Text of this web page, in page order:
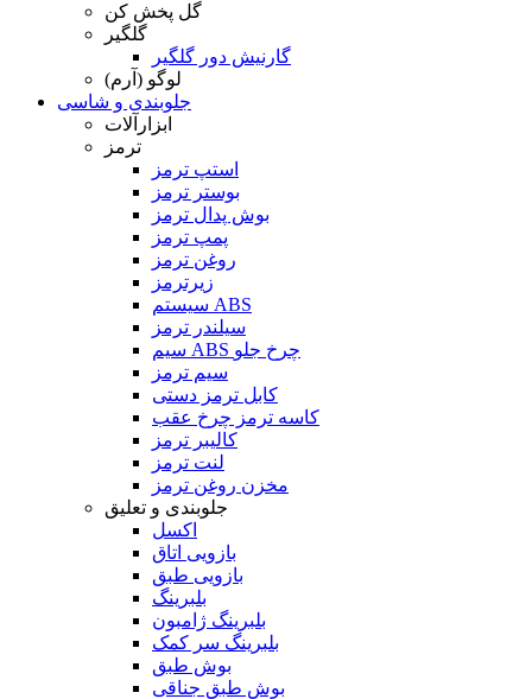
گل پخش کن
گلگیر
گارنیش دور گلگیر
لوگو (آرم)
جلوبندی و شاسی
ابزارآلات
ترمز
استپ ترمز
بوستر ترمز
بوش پدال ترمز
پمپ ترمز
روغن ترمز
زیرترمز
سیستم ABS
سیلندر ترمز
سیم ABS چرخ جلو
سیم ترمز
کابل ترمز دستی
کاسه ترمز چرخ عقب
کالیبر ترمز
لنت ترمز
مخزن روغن ترمز
جلوبندی و تعلیق
اکسل
بازویی اتاق
بازویی طبق
بلبرینگ
بلبرینگ ژامبون
بلبرینگ سر کمک
بوش طبق
بوش طبق جناقی